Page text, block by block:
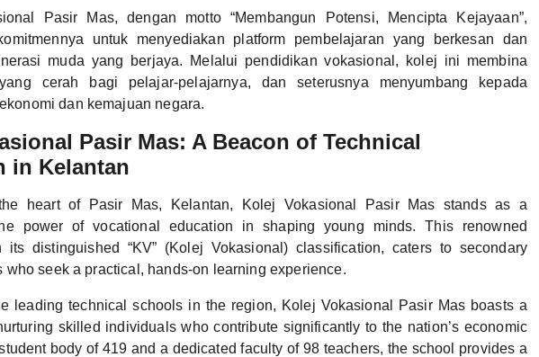
Pasir Mas, dengan motto “Membangun Potensi, Mencipta Kejayaan”,
untuk menyediakan platform pembelajaran yang berkesan dan
muda yang berjaya. Melalui pendidikan vokasional, kolej ini membina
cerah bagi pelajar-pelajarnya, dan seterusnya menyumbang kepada
dan kemajuan negara.
Pasir Mas: A Beacon of Technical
in Kelantan
heart of Pasir Mas, Kelantan, Kolej Vokasional Pasir Mas stands as a
power of vocational education in shaping young minds. This renowned
its distinguished “KV” (Kolej Vokasional) classification, caters to secondary
who seek a practical, hands-on learning experience.
leading technical schools in the region, Kolej Vokasional Pasir Mas boasts a
skilled individuals who contribute significantly to the nation’s economic
body of 419 and a dedicated faculty of 98 teachers, the school provides a